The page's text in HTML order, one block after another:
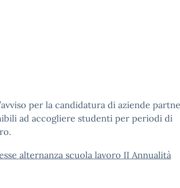
per la candidatura di aziende
ad accogliere studenti per periodi di
alternanza scuola lavoro II Annualità